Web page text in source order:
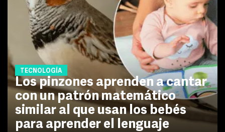
TECNOLOGÍA
Los pinzones aprenden a cantar
con un patrón matemático
similar al que usan los bebés
para aprender el lenguaje